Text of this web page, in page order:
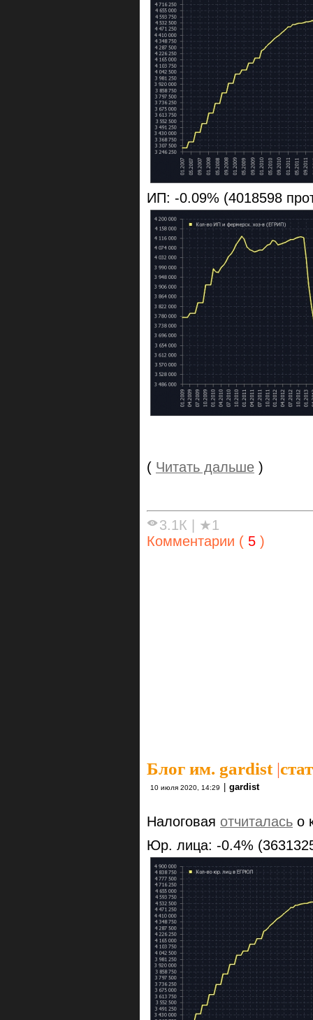
ИП: -0.09% (4018598
( Читать дальше )
3.1К
★1
Комментарии ( 5 )
Блог им. gardist|
10 июля 2020, 14:29 gardist
Налоговая отчиталась о
Юр. лица: -0.4%